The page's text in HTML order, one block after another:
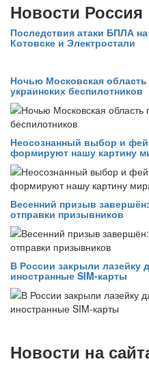
Новости Россия
Последствия атаки БПЛА
Котовске и Электростали
Ночью Московская область
украинских беспилотников
Неосознанный выбор и
формируют нашу картину
Весенний призыв
отправки призывников
В России закрыли лазейку
иностранные SIM-карты
Новости на